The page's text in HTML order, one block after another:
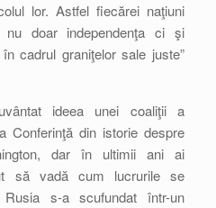
lor. Astfel fiecărei naţiuni
doar independenţa ci şi
cadrul graniţelor sale juste”
ideea unei coaliţii a
Conferinţă din istorie despre
dar în ultimii ani ai
să vadă cum lucrurile se
s-a scufundat într-un